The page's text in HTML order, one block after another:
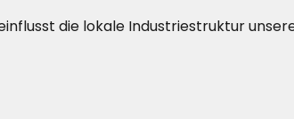
die lokale Industriestruktur